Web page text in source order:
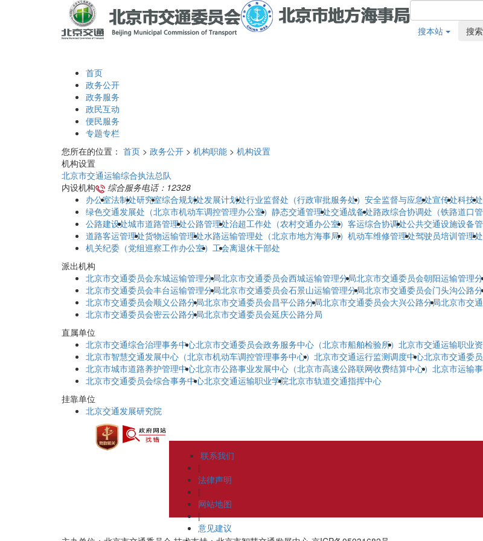
搜本站 搜索
首页
政务公开
政务服务
政民互动
便民服务
专题专栏
您所在的位置： 首页 > 政务公开 > 机构职能 > 机构设置
机构设置
北京市交通运输综合执法总队
内设机构
综合服务电话：12328
办公室法制处研究室综合规划处发展计划处行业监督处（行政审批服务处） 安全监督与应急处宣传处科技处
绿色交通发展处（北京市机动车调控管理办公室） 静态交通管理处交通战备处路政综合协调处（铁路道口管
公路建设处城市道路管理处公路管理处治超工作处（农村交通办公室） 客运综合协调处公共交通设施设备
道路客运管理处货物运输管理处水路运输管理处（北京市地方海事局） 机动车维修管理处驾驶员培训管理处
机关纪委（党组巡察工作办公室） 工会离退休干部处
派出机构
北京市交通委员会东城运输管理分局北京市交通委员会西城运输管理分局北京市交通委员会朝阳运输管理
北京市交通委员会丰台运输管理分局北京市交通委员会石景山运输管理分局北京市交通委员会门头沟公路
北京市交通委员会顺义公路分局北京市交通委员会昌平公路分局北京市交通委员会大兴公路分局北京市交
北京市交通委员会密云公路分局北京市交通委员会延庆公路分局
直属单位
北京市交通综合治理事务中心北京市交通委员会政务服务中心（北京市船舶检验所） 北京市交通运输职业
北京市智慧交通发展中心（北京市机动车调控管理事务中心） 北京市交通运行监测调度中心北京市交通委
北京市城市道路养护管理中心北京市公路事业发展中心（北京市高速公路联网收费结算中心） 北京市运输
北京市交通委员会综合事务中心北京交通运输职业学院北京市轨道交通指挥中心
挂靠单位
北京交通发展研究院
联系我们
|
法律声明
|
网站地图
|
意见建议